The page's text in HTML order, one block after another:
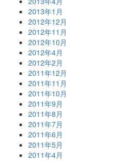
2013年1月
2012年12月
2012年11月
2012年10月
2012年4月
2012年2月
2011年12月
2011年11月
2011年10月
2011年9月
2011年8月
2011年7月
2011年6月
2011年5月
2011年4月